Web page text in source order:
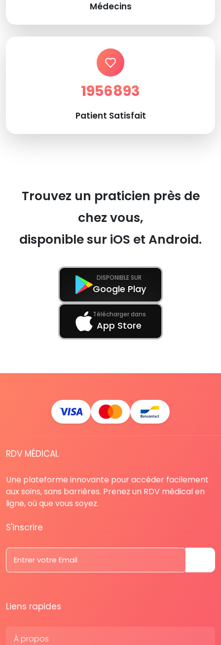
Médecins
1956893
Patient Satisfait
Trouvez un praticien près de
chez vous,
disponible sur iOS et Android.
DISPONIBLE SUR
Google Play
Télécharger dans
App Store
RDV MÉDICAL
Une plateforme innovante pour accéder facilement
aux soins, sans barrières. Prenez un RDV médical en
ligne, où que vous soyez.
S'inscrire
Liens rapides
À propos